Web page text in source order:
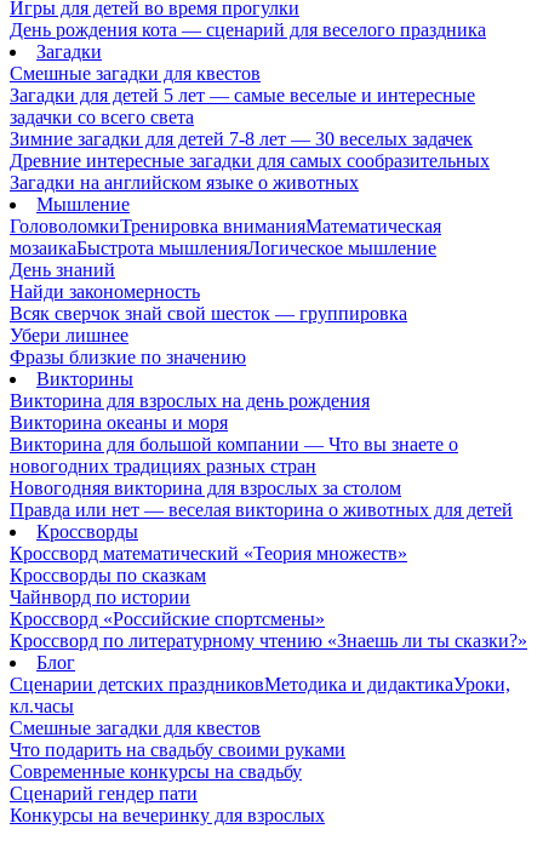
Игры для детей во время прогулки
День рождения кота — сценарий для веселого праздника
Загадки
Смешные загадки для квестов
Загадки для детей 5 лет — самые веселые и интересные
задачки со всего света
Зимние загадки для детей 7-8 лет — 30 веселых задачек
Древние интересные загадки для самых сообразительных
Загадки на английском языке о животных
Мышление
ГоловоломкиТренировка вниманияМатематическая
мозаикаБыстрота мышленияЛогическое мышление
День знаний
Найди закономерность
Всяк сверчок знай свой шесток — группировка
Убери лишнее
Фразы близкие по значению
Викторины
Викторина для взрослых на день рождения
Викторина океаны и моря
Викторина для большой компании — Что вы знаете о
новогодних традициях разных стран
Новогодняя викторина для взрослых за столом
Правда или нет — веселая викторина о животных для детей
Кроссворды
Кроссворд математический «Теория множеств»
Кроссворды по сказкам
Чайнворд по истории
Кроссворд «Российские спортсмены»
Кроссворд по литературному чтению «Знаешь ли ты сказки?»
Блог
Сценарии детских праздниковМетодика и дидактикаУроки,
кл.часы
Смешные загадки для квестов
Что подарить на свадьбу своими руками
Современные конкурсы на свадьбу
Сценарий гендер пати
Конкурсы на вечеринку для взрослых